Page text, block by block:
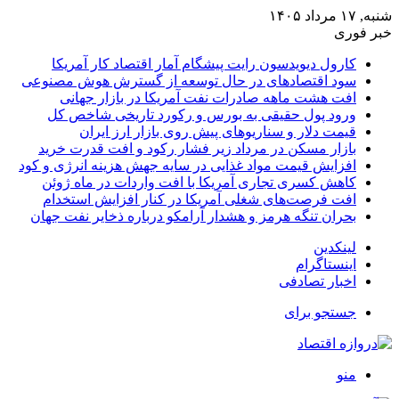
شنبه, ۱۷ مرداد ۱۴۰۵
خبر فوری
کارول دیویدسون رایت پیشگام آمار اقتصاد کار آمریکا
سود اقتصادهای در حال توسعه از گسترش هوش مصنوعی
افت هشت ماهه صادرات نفت آمریکا در بازار جهانی
ورود پول حقیقی به بورس و رکورد تاریخی شاخص کل
قیمت دلار و سناریوهای پیش روی بازار ارز ایران
بازار مسکن در مرداد زیر فشار رکود و افت قدرت خرید
افزایش قیمت مواد غذایی در سایه جهش هزینه انرژی و کود
کاهش کسری تجاری آمریکا با افت واردات در ماه ژوئن
افت فرصت‌های شغلی آمریکا در کنار افزایش استخدام
بحران تنگه هرمز و هشدار آرامکو درباره ذخایر نفت جهان
لینکدین
اینستاگرام
اخبار تصادفی
جستجو برای
منو